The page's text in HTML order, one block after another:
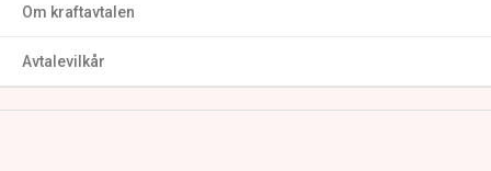
Om kraftavtalen
Avtalevilkår